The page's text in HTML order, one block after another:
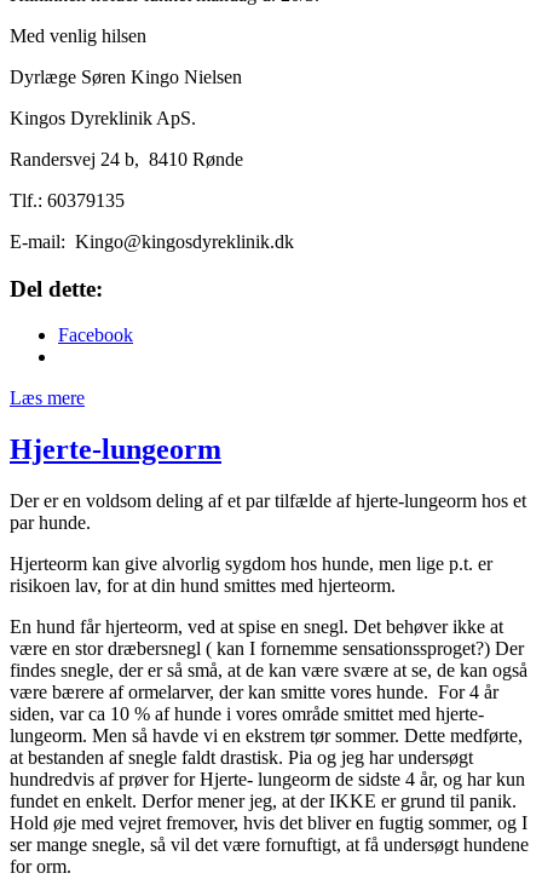
Med venlig hilsen
Dyrlæge Søren Kingo Nielsen
Kingos Dyreklinik ApS.
Randersvej 24 b, 8410 Rønde
Tlf.: 60379135
E-mail: Kingo@kingosdyreklinik.dk
Del dette:
Facebook
Læs mere
Hjerte-lungeorm
Der er en voldsom deling af et par tilfælde af hjerte-lungeorm hos et
par hunde.
Hjerteorm kan give alvorlig sygdom hos hunde, men lige p.t. er
risikoen lav, for at din hund smittes med hjerteorm.
En hund får hjerteorm, ved at spise en snegl. Det behøver ikke at
være en stor dræbersnegl ( kan I fornemme sensationssproget?) Der
findes snegle, der er så små, at de kan være svære at se, de kan også
være bærere af ormelarver, der kan smitte vores hunde. For 4 år
siden, var ca 10 % af hunde i vores område smittet med hjerte-
lungeorm. Men så havde vi en ekstrem tør sommer. Dette medførte,
at bestanden af snegle faldt drastisk. Pia og jeg har undersøgt
hundredvis af prøver for Hjerte- lungeorm de sidste 4 år, og har kun
fundet en enkelt. Derfor mener jeg, at der IKKE er grund til panik.
Hold øje med vejret fremover, hvis det bliver en fugtig sommer, og I
ser mange snegle, så vil det være fornuftigt, at få undersøgt hundene
for orm.